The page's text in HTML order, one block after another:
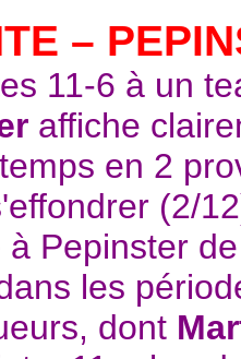
–
11-6 à un
affiche
en 2
(2/
Pepinster
les
dont